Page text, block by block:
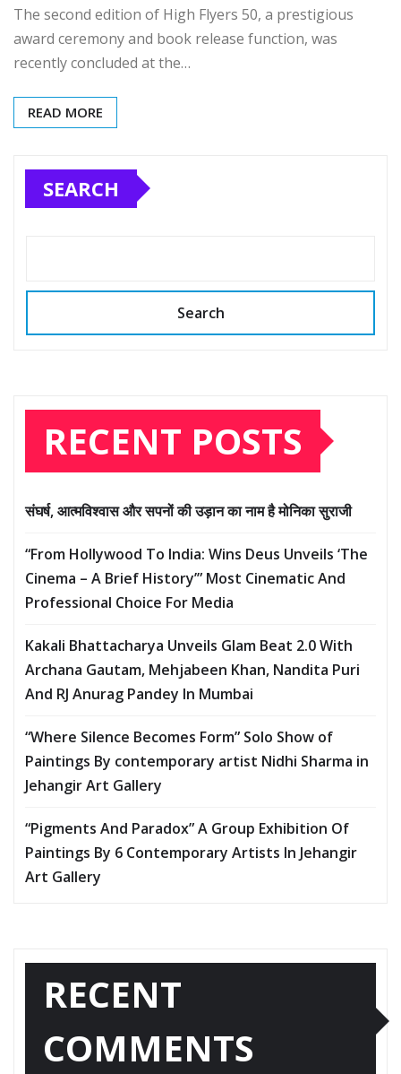
The second edition of High Flyers 50, a prestigious
award ceremony and book release function, was
recently concluded at the…
READ MORE
SEARCH
Search
RECENT POSTS
संघर्ष, आत्मविश्वास और सपनों की उड़ान का नाम है मोनिका सुराजी
“From Hollywood To India: Wins Deus Unveils ‘The
Cinema – A Brief History’” Most Cinematic And
Professional Choice For Media
Kakali Bhattacharya Unveils Glam Beat 2.0 With
Archana Gautam, Mehjabeen Khan, Nandita Puri
And RJ Anurag Pandey In Mumbai
“Where Silence Becomes Form” Solo Show of
Paintings By contemporary artist Nidhi Sharma in
Jehangir Art Gallery
“Pigments And Paradox” A Group Exhibition Of
Paintings By 6 Contemporary Artists In Jehangir
Art Gallery
RECENT
COMMENTS